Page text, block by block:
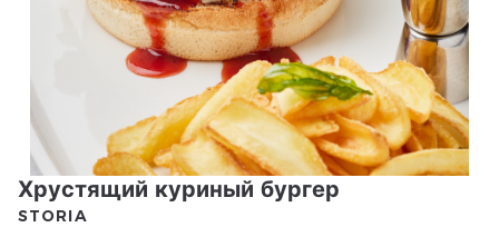
Хрустящий куриный бургер
STORIA